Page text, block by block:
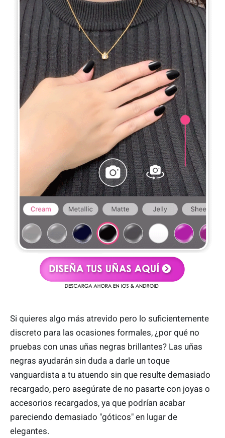
Si quieres algo más atrevido pero lo suficientemente
discreto para las ocasiones formales, ¿por qué no
pruebas con unas uñas negras brillantes? Las uñas
negras ayudarán sin duda a darle un toque
vanguardista a tu atuendo sin que resulte demasiado
recargado, pero asegúrate de no pasarte con joyas o
accesorios recargados, ya que podrían acabar
pareciendo demasiado "góticos" en lugar de
elegantes.